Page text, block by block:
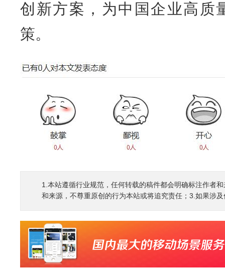
创新方案，为中国企业高质
策。
1.本站遵循行业规范，任何转载的稿件都会明确标注作者
和来源，不尊重原创的行为本站或将追究责任；3.如果涉